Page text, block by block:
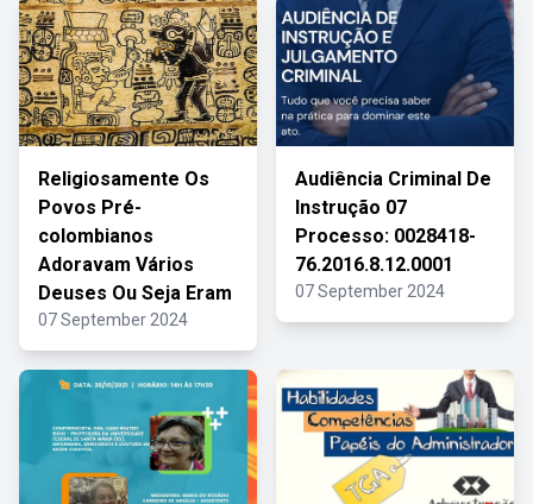
Religiosamente Os
Povos Pré-
colombianos
Adoravam Vários
Deuses Ou Seja Eram
07 September 2024
Audiência Criminal De
Instrução 07
Processo: 0028418-
76.2016.8.12.0001
07 September 2024